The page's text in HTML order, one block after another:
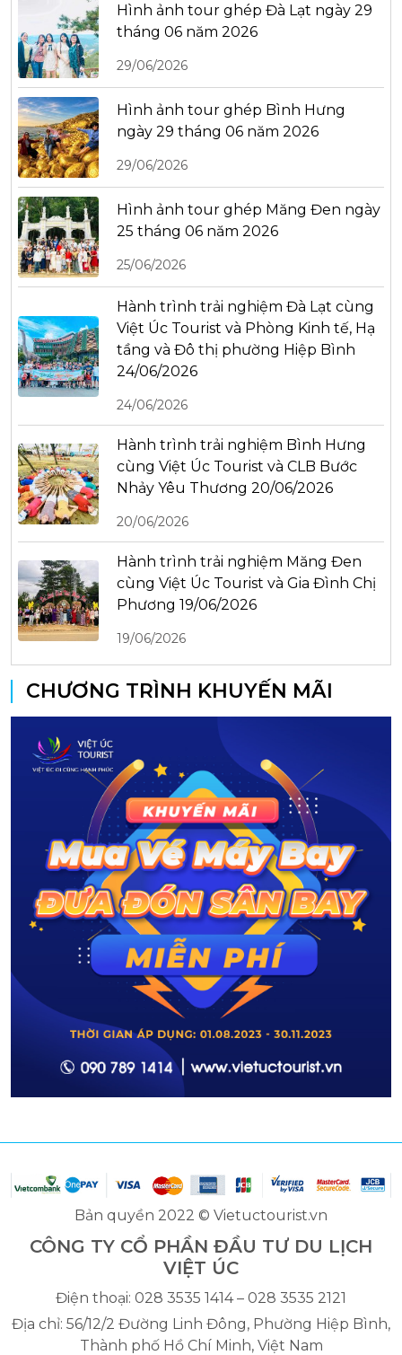
Hình ảnh tour ghép Đà Lạt ngày 29
tháng 06 năm 2026
29/06/2026
Hình ảnh tour ghép Bình Hưng
ngày 29 tháng 06 năm 2026
29/06/2026
Hình ảnh tour ghép Măng Đen ngày
25 tháng 06 năm 2026
25/06/2026
Hành trình trải nghiệm Đà Lạt cùng
Việt Úc Tourist và Phòng Kinh tế, Hạ
tầng và Đô thị phường Hiệp Bình
24/06/2026
24/06/2026
Hành trình trải nghiệm Bình Hưng
cùng Việt Úc Tourist và CLB Bước
Nhảy Yêu Thương 20/06/2026
20/06/2026
Hành trình trải nghiệm Măng Đen
cùng Việt Úc Tourist và Gia Đình Chị
Phương 19/06/2026
19/06/2026
CHƯƠNG TRÌNH KHUYẾN MÃI
Bản quyền 2022 © Vietuctourist.vn
CÔNG TY CỔ PHẦN ĐẦU TƯ DU LỊCH
VIỆT ÚC
Điện thoại: 028 3535 1414 – 028 3535 2121
Địa chỉ: 56/12/2 Đường Linh Đông, Phường Hiệp Bình,
Thành phố Hồ Chí Minh, Việt Nam